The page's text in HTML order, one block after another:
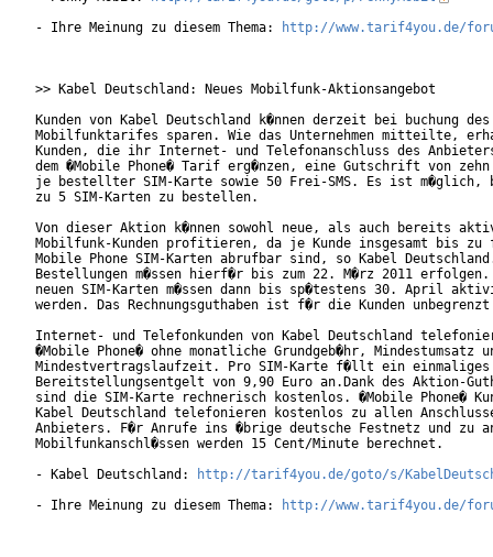
- Ihre Meinung zu diesem Thema:
http://www.tarif4you.de/
>> Kabel Deutschland: Neues Mobilfunk-Aktionsangebot
Kunden von Kabel Deutschland k�nnen derzeit bei buchung
Mobilfunktarifes sparen. Wie das Unternehmen mitteilte,
Kunden, die ihr Internet- und Telefonanschluss des
dem �Mobile Phone� Tarif erg�nzen, eine Gutschrift von zehn
je bestellter SIM-Karte sowie 50 Frei-SMS. Es ist m�glich,
zu 5 SIM-Karten zu bestellen.
Von dieser Aktion k�nnen sowohl neue, als auch bereits
Mobilfunk-Kunden profitieren, da je Kunde insgesamt bis zu
Mobile Phone SIM-Karten abrufbar sind, so Kabel
Bestellungen m�ssen hierf�r bis zum 22. M�rz 2011
neuen SIM-Karten m�ssen dann bis sp�testens 30. April
werden. Das Rechnungsguthaben ist f�r die Kunden
Internet- und Telefonkunden von Kabel Deutschland
�Mobile Phone� ohne monatliche Grundgeb�hr, Mindestumsatz
Mindestvertragslaufzeit. Pro SIM-Karte f�llt ein einmaliges
Bereitstellungsentgelt von 9,90 Euro an.Dank des Aktion-
sind die SIM-Karte rechnerisch kostenlos. �Mobile Phone�
Kabel Deutschland telefonieren kostenlos zu allen
Anbieters. F�r Anrufe ins �brige deutsche Festnetz und zu
Mobilfunkanschl�ssen werden 15 Cent/Minute
- Kabel Deutschland:
http://tarif4you.de/goto/s/
- Ihre Meinung zu diesem Thema:
http://www.tarif4you.de/